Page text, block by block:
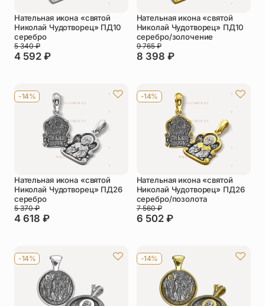
Нательная икона «святой
Николай Чудотворец» ПД10
серебро
4 592 ₽
5 340₽
Нательная икона «святой
Николай Чудотворец» ПД10
серебро/золочение
8 398 ₽
9 765₽
-14%
Нательная икона «святой
Николай Чудотворец» ПД26
серебро
4 618 ₽
5 370₽
-14%
Нательная икона «святой
Николай Чудотворец» ПД26
серебро/позолота
6 502 ₽
7 560₽
-14% -14%